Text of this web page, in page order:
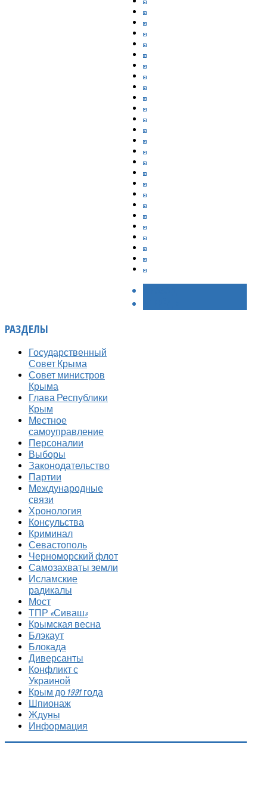
РАЗДЕЛЫ
Государственный
Совет Крыма
Совет министров
Крыма
Глава Республики
Крым
Местное
самоуправление
Персоналии
Выборы
Законодательство
Партии
Международные
связи
Хронология
Консульства
Криминал
Севастополь
Черноморский флот
Самозахваты земли
Исламские
радикалы
Мост
ТПР «Сиваш»
Крымская весна
Блэкаут
Блокада
Диверсанты
Конфликт с
Украиной
Крым до 1991 года
Шпионаж
Ждуны
Информация